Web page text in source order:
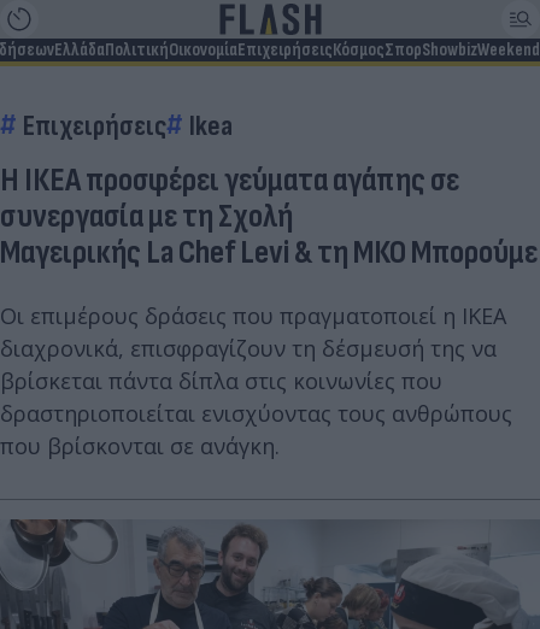
ΕλλάδαΠολιτικήΟικονομίαΕπιχειρήσειςΚόσμοςΣπορShowbizWeekend
Επιχειρήσεις Ikea
Η ΙΚΕΑ προσφέρει γεύματα αγάπης σε
συνεργασία με τη Σχολή
Μαγειρικής La Chef Levi & τη ΜΚΟ Μπορούμε
Οι επιμέρους δράσεις που πραγματοποιεί η ΙΚΕΑ
διαχρονικά, επισφραγίζουν τη δέσμευσή της να
βρίσκεται πάντα δίπλα στις κοινωνίες που
δραστηριοποιείται ενισχύοντας τους ανθρώπους
που βρίσκονται σε ανάγκη.